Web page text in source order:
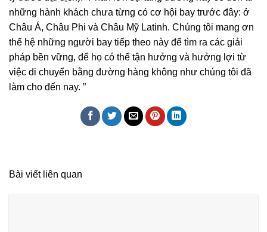
những hành khách chưa từng có cơ hội bay trước đây: ở
Châu Á, Châu Phi và Châu Mỹ Latinh. Chúng tôi mang ơn
thế hệ những người bay tiếp theo này để tìm ra các giải
pháp bền vững, để họ có thể tận hưởng và hưởng lợi từ
việc di chuyển bằng đường hàng không như chúng tôi đã
làm cho đến nay. ”
Bài viết liên quan